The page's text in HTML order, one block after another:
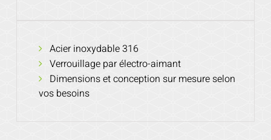
Acier inoxydable 316
Verrouillage par électro-aimant
Dimensions et conception sur mesure selon
vos besoins